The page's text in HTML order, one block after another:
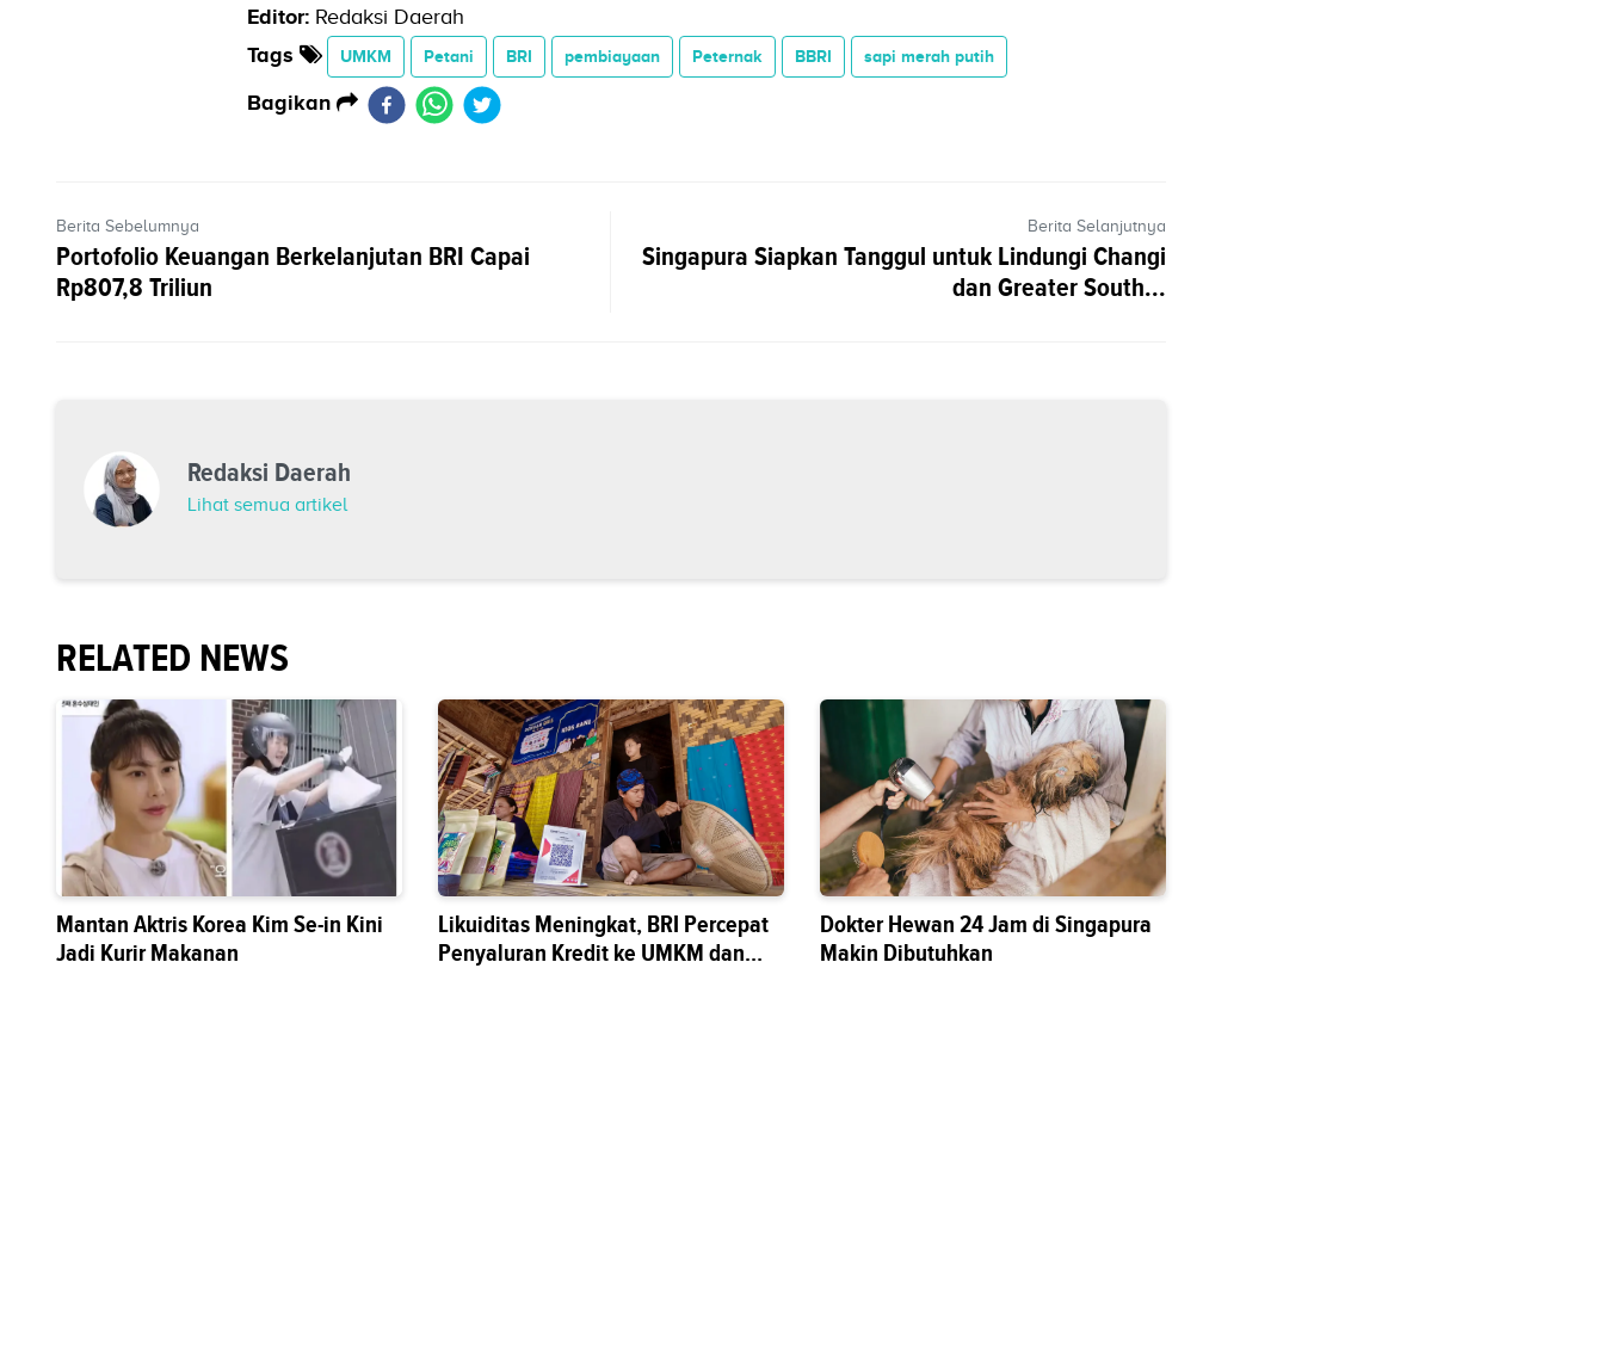
Editor: Redaksi Daerah
Tags
UMKM Petani BRI pembiayaan Peternak BBRI sapi merah putih
Bagikan
Berita Sebelumnya
Portofolio Keuangan Berkelanjutan BRI Capai
Rp807,8 Triliun
Berita Selanjutnya
Singapura Siapkan Tanggul untuk Lindungi Changi
dan Greater South...
Redaksi Daerah
Lihat semua artikel
RELATED NEWS
Mantan Aktris Korea Kim Se-in Kini
Jadi Kurir Makanan
Likuiditas Meningkat, BRI Percepat
Penyaluran Kredit ke UMKM dan
Dokter Hewan 24 Jam di Singapura
Makin Dibutuhkan